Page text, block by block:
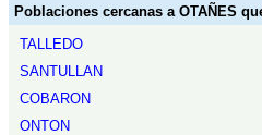
Poblaciones cercanas a OTAÑES
TALLEDO
SANTULLAN
COBARON
ONTON